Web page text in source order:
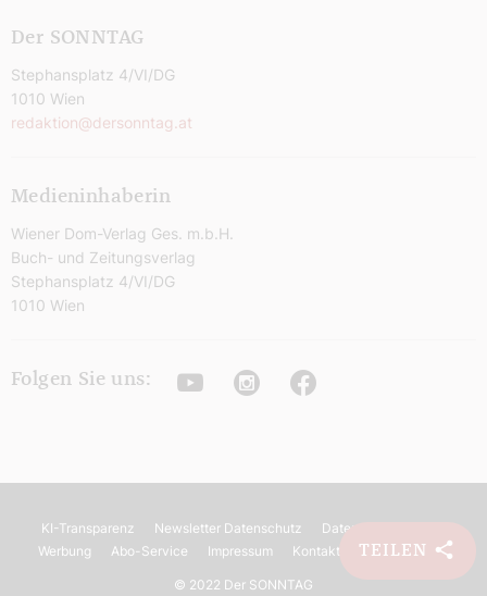
TEILEN
Der SONNTAG
Stephansplatz 4/VI/DG
1010 Wien
redaktion@dersonntag.at
Medieninhaberin
Wiener Dom-Verlag Ges. m.b.H.
Buch- und Zeitungsverlag
Stephansplatz 4/VI/DG
1010 Wien
Folgen Sie uns: YoutubeInstagramFacebook
KI-Transparenz Newsletter Datenschutz Datenschutz
Werbung
Abo-Service Impressum Kontakt Barrierefreiheit
© 2022 Der SONNTAG